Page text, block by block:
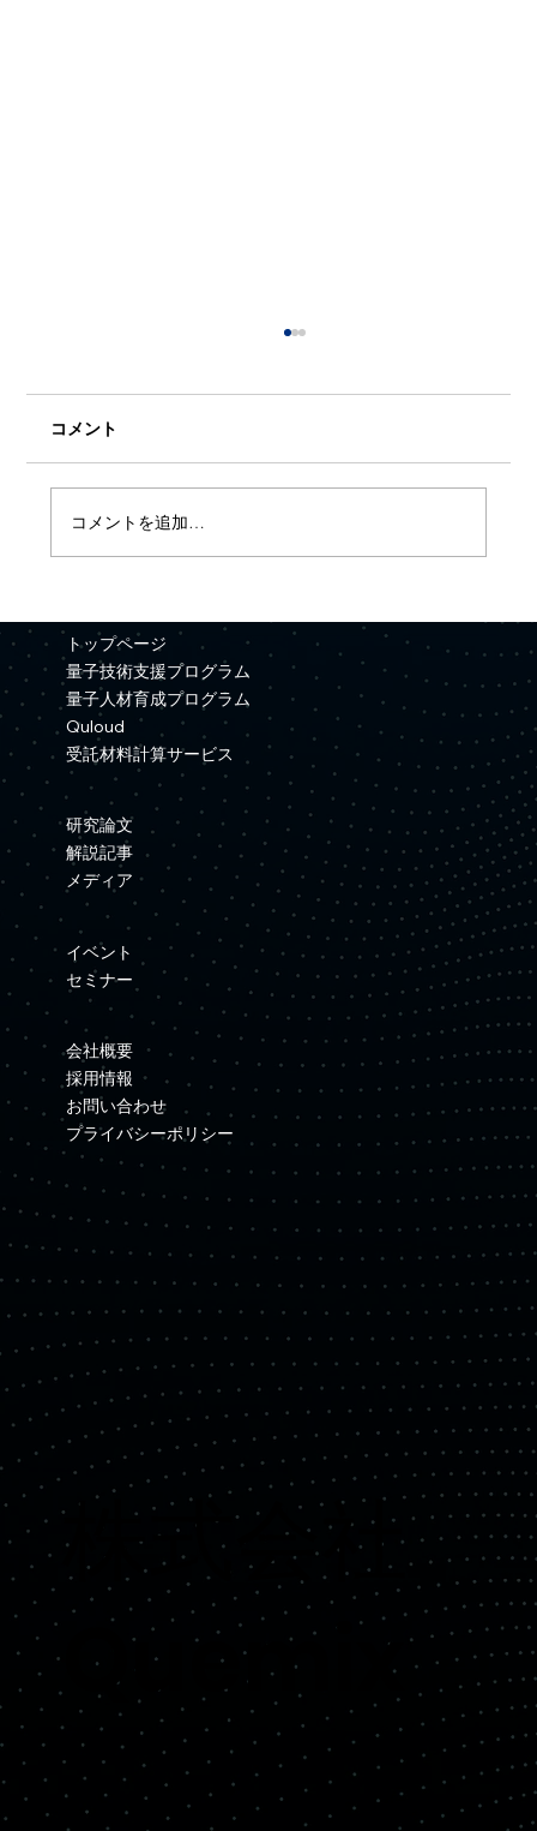
資本業務提携を締結
コメント
コメントを追加…
​株式会社
Quemix
トップページ
量子技術支援プログラム
量子人材育成プログラム
Quloud
受託材料計算サービス
研究論文
解説記事
メディア
イベント
セミナー
会社概要
採用情報
お問い合わせ
プライバシーポリシー